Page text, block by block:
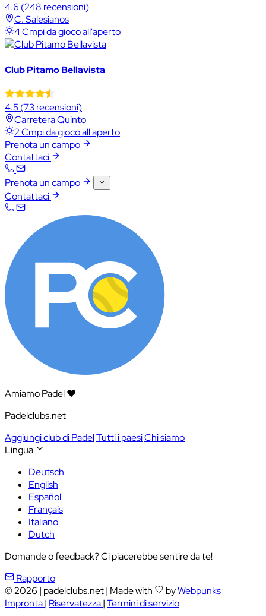
4.6 (248 recensioni)
C. Salesianos
4 Cmpi da gioco all'aperto
Club Pitamo Bellavista
4.5(73 recensioni)
Carretera Quinto
2 Cmpi da gioco all'aperto
Prenota un campo
Contattaci
Prenota un campo
Contattaci
Amiamo Padel ❤️
Padelclubs.net
Aggiungi club di PadelTutti i paesiChi siamo
Lingua
Deutsch
English
Español
Français
Italiano
Dutch
Domande o feedback? Ci piacerebbe sentire da te!
Rapporto
© 2026 | padelclubs.net| Made with byWebpunks
Impronta| Riservatezza|Termini di servizio